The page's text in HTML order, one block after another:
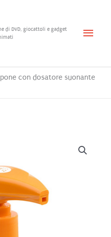
di DVD, giocattoli e gadget
Menu
con dosatore suonante